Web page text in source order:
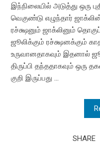
இந்நிலையில் அடுத்து ஒரு
வெகுண்டு எழுந்தார்
ரச்க்ஷனும் ஜாக்லினும்
ஜூலிக்கும் ரச்க்ஷனக்கும்
உருவானதாகவும் இதனால்
திருப்பி தந்ததாகவும் ஒரு
குறி இருப்பது ...
SHARE